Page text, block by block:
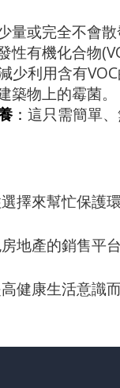
量或完全不會
性有機化合物
少利用含有
築物上的霉菌。
： 這只需簡單、
擇來幫忙保護
地產的銷售平
健康生活意識